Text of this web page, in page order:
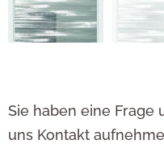
Sie haben eine
uns Kontakt